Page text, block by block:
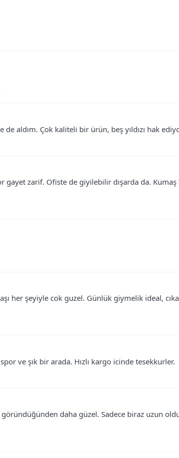
aldım. Çok kaliteli bir ürün, beş yıldızı hak
gayet zarif. Ofiste de giyilebilir dışarda da.
her şeyiyle cok guzel. Günlük giymelik ideal,
ve şık bir arada. Hızlı kargo icinde tesekkurler.
daha güzel. Sadece biraz uzun